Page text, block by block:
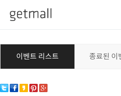
이벤트
이벤트 리스트 종료된 이